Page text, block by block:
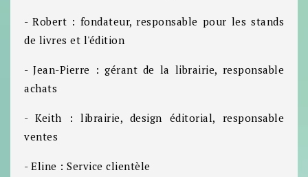
- Robert : fondateur, responsable pour les stands
de livres et l'édition
- Jean-Pierre : gérant de la librairie, responsable
achats
- Keith : librairie, design éditorial, responsable
ventes
- Eline : Service clientèle